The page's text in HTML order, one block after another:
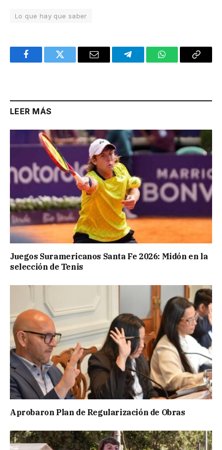
Lo que hay que saber
FacebookTwitter Email TelegramWhatsAppCopy
LEER MÁS
Juegos Suramericanos Santa Fe 2026: Midón en la
selección de Tenis
Aprobaron Plan de Regularización de Obras